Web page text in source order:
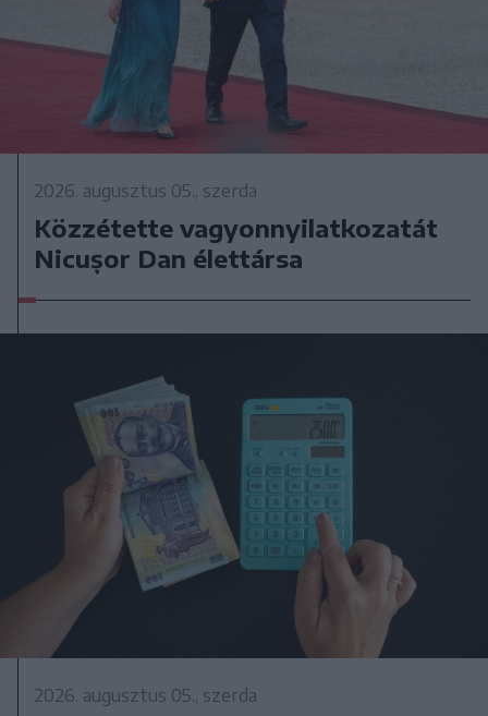
2026. augusztus 05., szerda
Közzétette vagyonnyilatkozatát
Nicușor Dan élettársa
2026. augusztus 05., szerda